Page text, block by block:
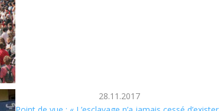
28.11.2017